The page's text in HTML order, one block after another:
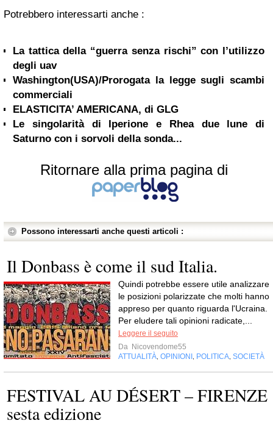
Potrebbero interessarti anche :
La tattica della “guerra senza rischi” con l’utilizzo
degli uav
Washington(USA)/Prorogata la legge sugli scambi
commerciali
ELASTICITA’ AMERICANA, di GLG
Le singolarità di Iperione e Rhea due lune di
Saturno con i sorvoli della sonda...
Ritornare alla prima pagina di
Possono interessarti anche questi articoli :
Il Donbass è come il sud Italia.
Quindi potrebbe essere utile analizzare
le posizioni polarizzate che molti hanno
appreso per quanto riguarda l'Ucraina.
Per eludere tali opinioni radicate,...
Leggere il seguito
Da Nicovendome55
ATTUALITÀ, OPINIONI , POLITICA, SOCIETÀ
FESTIVAL AU DÉSERT – FIRENZE
sesta edizione